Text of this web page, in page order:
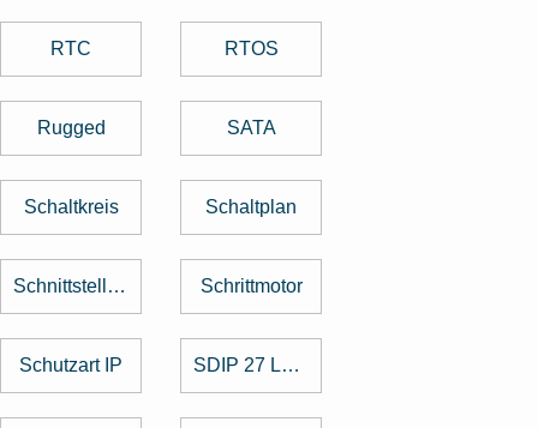
RTC RTOS
Rugged SATA
Schaltkreis Schaltplan
Schnittstellenkarte Schrittmotor
Schutzart IP SDIP 27 Level